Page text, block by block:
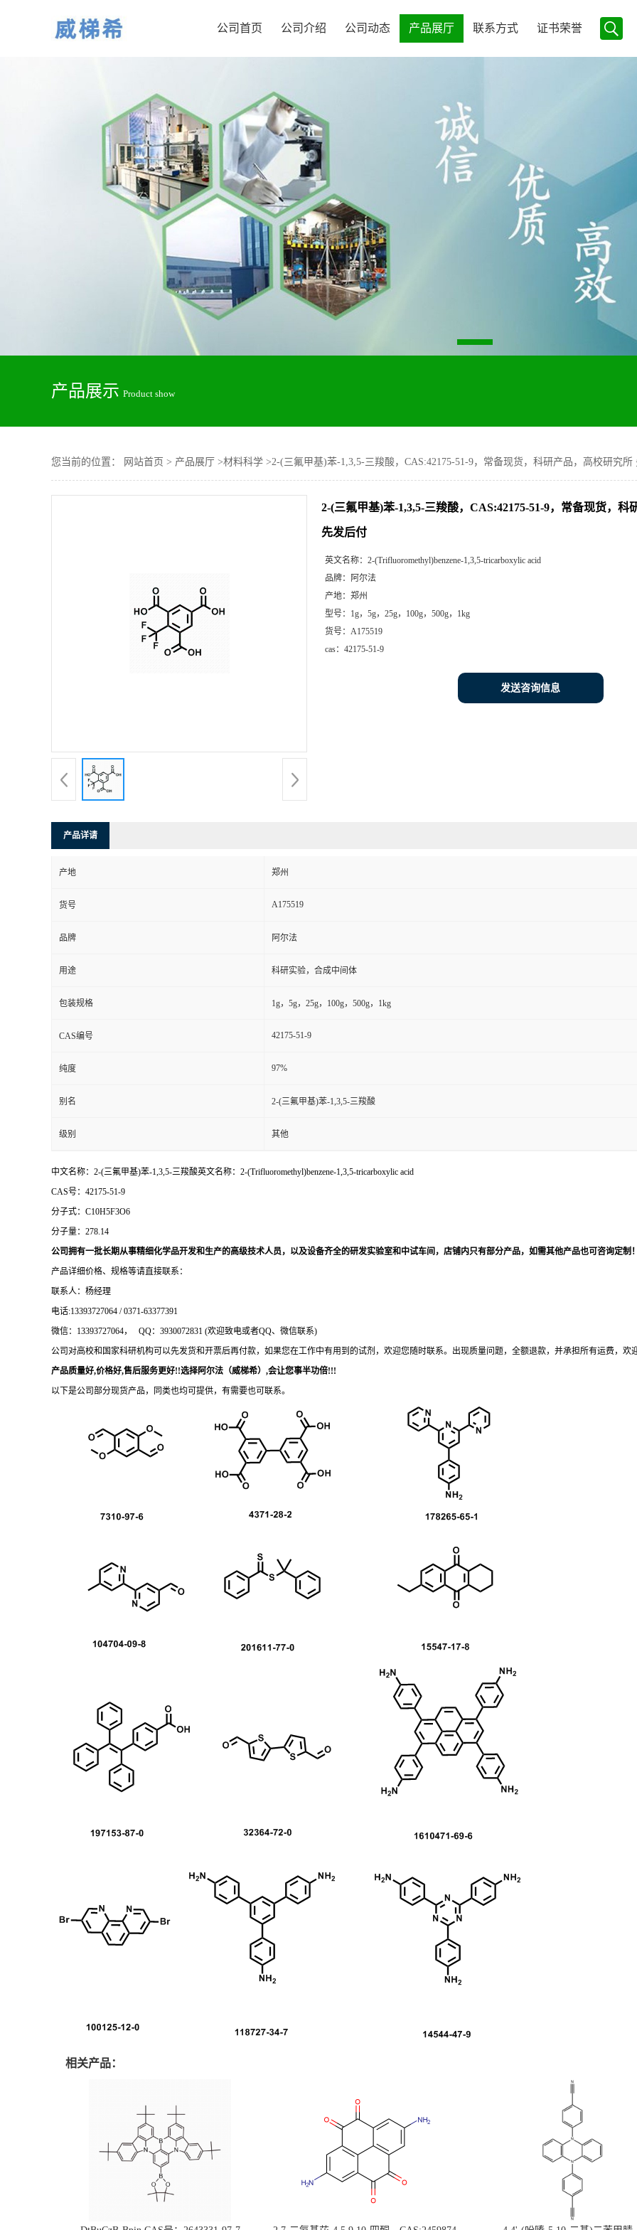
公司首页 公司介绍 公司动态 产品展厅 联系方式 证书荣誉
产品展示 Product show
您当前的位置： 网站首页 > 产品展厅 >材料科学 >2-(三氟甲基)苯-1,3,5-三羧酸，CAS:42175-51-9，常备现货，科研产品，高校研究所
2-(三氟甲基)苯-1,3,5-三羧酸，CAS:42175-51-9，常备现货，科
先发后付
英文名称： 2-(Trifluoromethyl)benzene-1,3,5-tricarboxylic acid
品牌：
阿尔法
产地： 郑州
型号： 1g，5g，25g，100g，500g，1kg
货号： A175519
cas： 42175-51-9
发送咨询信息
产品详请
产地 郑州
货号 A175519
品牌 阿尔法
用途 科研实验，合成中间体
包装规格 1g，5g，25g，100g，500g，1kg
CAS编号 42175-51-9
纯度 97%
别名 2-(三氟甲基)苯-1,3,5-三羧酸
级别 其他
中文名称：2-(三氟甲基)苯-1,3,5-三羧酸英文名称：2-(Trifluoromethyl)benzene-1,3,5-tricarboxylic acid
CAS号：42175-51-9
分子式： C10H5F3O6
分子量： 278.14
公司拥有一批长期从事精细化学品开发和生产的高级技术人员，以及设备齐全的研发实验室和中试车间，店铺内只有部分产品，如需其他产品也可咨询定制
产品详细价格、规格等请直接联系：
联系人：杨经理
电话:13393727064 / 0371-63377391
微信： 13393727064， QQ：3930072831 (欢迎致电或者QQ、微信联系)
公司对高校和国家科研机构可以先发货和开票后再付款，如果您在工作中有用到的试剂，欢迎您随时联系。出现质量问题，全额退款，并承担所有运费，
产品质量好,价格好,售后服务更好!!选择阿尔法（威梯希）,会让您事半功倍!!!
以下是公司部分现货产品，同类也均可提供，有需要也可联系。
相关产品：